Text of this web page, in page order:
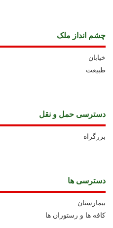
چشم انداز ملک
خیابان
طبیعت
دسترسی حمل و نقل
بزرگراه
دسترسی ها
بیمارستان
کافه ها و رستوران ها